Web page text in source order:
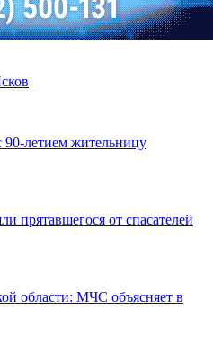
летием жительницу
прятавшегося от спасателей
области: МЧС объясняет в